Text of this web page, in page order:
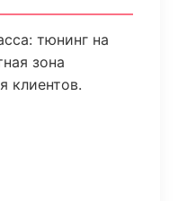
тюнинг на
зона
клиентов.